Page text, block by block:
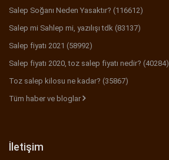
Salep Soğanı Neden Yasaktır? (116612)
Salep mi Sahlep mi, yazılışı tdk (83137)
Salep fiyatı 2021 (58992)
Salep fiyatı 2020, toz salep fiyatı nedir? (40284)
Toz salep kilosu ne kadar? (35867)
Tüm haber ve bloglar
İletişim